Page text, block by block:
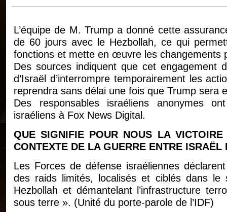
L’équipe de M. Trump a donné cette
de 60 jours avec le Hezbollah, ce qui
fonctions et mette en œuvre les changements
Des sources indiquent que cet engagement
d’Israël d’interrompre temporairement les
reprendra sans délai une fois que Trump sera
Des responsables israéliens anonymes
israéliens à Fox News Digital.
QUE SIGNIFIE POUR NOUS LA
CONTEXTE DE LA GUERRE ENTRE
Les Forces de défense israéliennes
des raids limités, localisés et ciblés dans
Hezbollah et démantelant l’infrastructure
sous terre ». (Unité du porte-parole de l’IDF)